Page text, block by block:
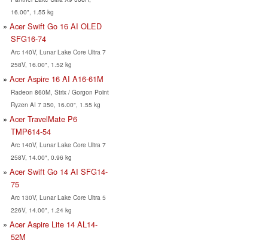
16.00", 1.55 kg
Acer Swift Go 16 AI OLED
SFG16-74
Arc 140V, Lunar Lake Core Ultra 7
258V, 16.00", 1.52 kg
Acer Aspire 16 AI A16-61M
Radeon 860M, Strix / Gorgon Point
Ryzen AI 7 350, 16.00", 1.55 kg
Acer TravelMate P6
TMP614-54
Arc 140V, Lunar Lake Core Ultra 7
258V, 14.00", 0.96 kg
Acer Swift Go 14 AI SFG14-
75
Arc 130V, Lunar Lake Core Ultra 5
226V, 14.00", 1.24 kg
Acer Aspire Lite 14 AL14-
52M